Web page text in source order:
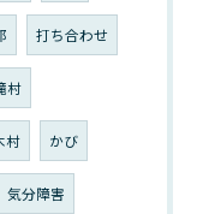
打ち合わせ
村
村 かび
気分障害